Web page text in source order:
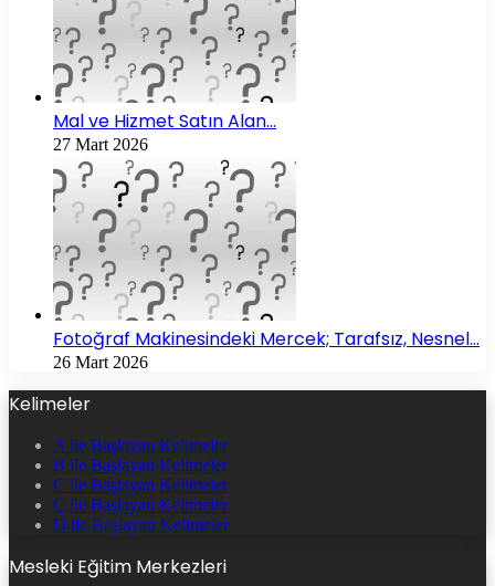
Mal ve Hizmet Satın Alan…
27 Mart 2026
Fotoğraf Makinesindeki Mercek; Tarafsız, Nesnel…
26 Mart 2026
Kelimeler
A ile Başlayan Kelimeler
B ile Başlayan Kelimeler
C ile Başlayan Kelimeler
Ç ile Başlayan Kelimeler
D ile Başlayan Kelimeler
Mesleki Eğitim Merkezleri